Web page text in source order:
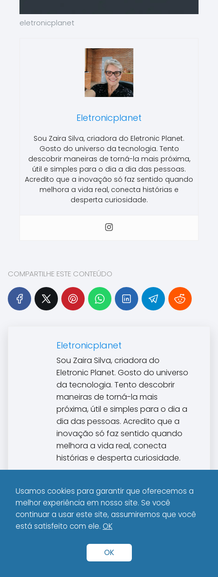
eletronicplanet
Eletronicplanet
Sou Zaira Silva, criadora do Eletronic Planet.
Gosto do universo da tecnologia. Tento
descobrir maneiras de torná-la mais próxima,
útil e simples para o dia a dia das pessoas.
Acredito que a inovação só faz sentido quando
melhora a vida real, conecta histórias e
desperta curiosidade.
COMPARTILHE ESTE CONTEÚDO
Eletronicplanet
Sou Zaira Silva, criadora do
Eletronic Planet. Gosto do universo
da tecnologia. Tento descobrir
maneiras de torná-la mais
próxima, útil e simples para o dia a
dia das pessoas. Acredito que a
inovação só faz sentido quando
melhora a vida real, conecta
histórias e desperta curiosidade.
cobre lançamentos
Usamos cookies para garantir que oferecemos a
melhor experiência em nosso site. Se você
continuar a usar este site, assumiremos que você
está satisfeito com ele. OK
OK